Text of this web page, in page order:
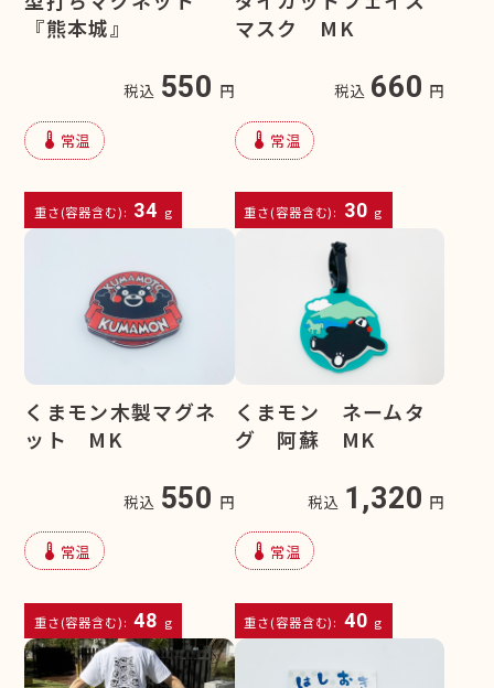
『熊本城』
税込 550 円
device_thermostat 常温
重さ(容器含む): 34 g
マスク MK
税込 660 円
device_thermostat 常温
重さ(容器含む): 30 g
くまモン木製マグネ
ット MK
税込 550 円
device_thermostat 常温
重さ(容器含む): 48 g
くまモン ネームタ
グ 阿蘇 MK
税込 1,320 円
device_thermostat 常温
重さ(容器含む): 40 g